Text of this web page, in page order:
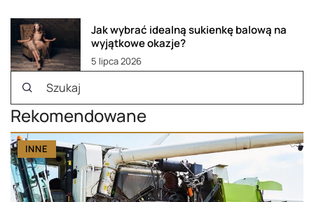
Jak wybrać idealną sukienkę balową na
wyjątkowe okazje?
5 lipca 2026
Rekomendowane
INNE